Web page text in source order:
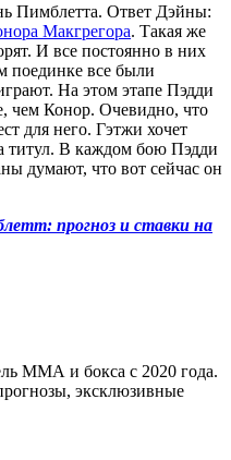
Пимблетта. Ответ Дэйны:
Макгрегора. Такая же
И все постоянно в них
поединке все были
На этом этапе Пэдди
чем Конор. Очевидно, что
для него. Гэтжи хочет
титул. В каждом бою Пэдди
думают, что вот сейчас он
прогноз и ставки на
ММА и бокса с 2020 года.
эксклюзивные